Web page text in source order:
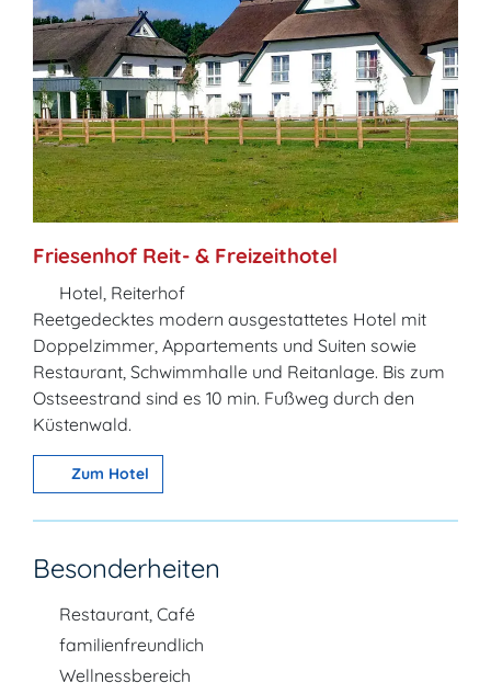
Friesenhof Reit- & Freizeithotel
Hotel, Reiterhof
Reetgedecktes modern ausgestattetes Hotel mit
Doppelzimmer, Appartements und Suiten sowie
Restaurant, Schwimmhalle und Reitanlage. Bis zum
Ostseestrand sind es 10 min. Fußweg durch den
Küstenwald.
Zum Hotel
Besonderheiten
Restaurant, Café
familienfreundlich
Wellnessbereich